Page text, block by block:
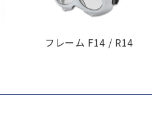
フレーム F14 / R14